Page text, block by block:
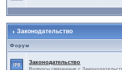
Законодательство
Форум
Законодательство
Вопросы связанные с